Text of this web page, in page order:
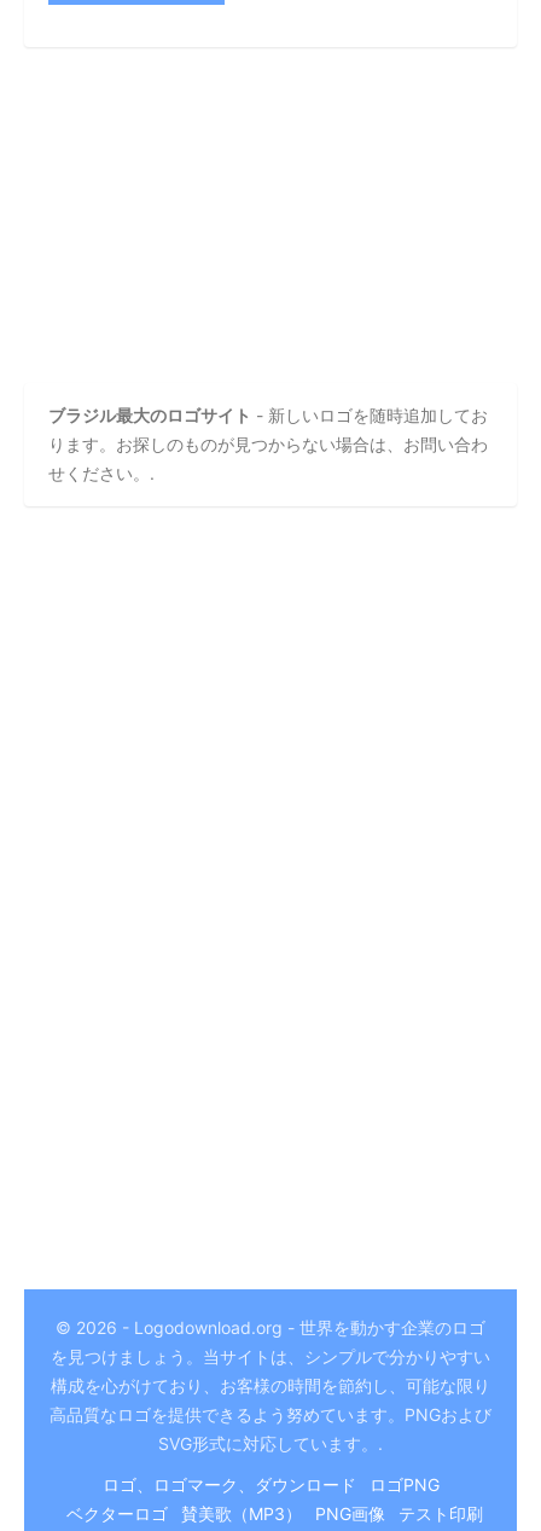
ブラジル最大のロゴサイト - 新しいロゴを随時追加してお
ります。お探しのものが見つからない場合は、お問い合わ
せください。.
© 2026 - Logodownload.org - 世界を動かす企業のロゴ
を見つけましょう。当サイトは、シンプルで分かりやすい
構成を心がけており、お客様の時間を節約し、可能な限り
高品質なロゴを提供できるよう努めています。PNGおよび
SVG形式に対応しています。.
ロゴ、ロゴマーク、ダウンロード
ロゴPNG
ベクターロゴ
賛美歌（MP3） PNG画像 テスト印刷
Arabic
Italian
Chinese
Hindi
German